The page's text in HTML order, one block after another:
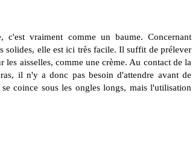
c'est vraiment comme un baume. Concernant
solides, elle est ici très facile. Il suffit de prélever
aisselles, comme une crème. Au contact de la
il n'y a donc pas besoin d'attendre avant de
coince sous les ongles longs, mais l'utilisation